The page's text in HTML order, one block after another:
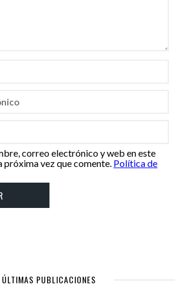
correo electrónico y web en este
próxima vez que comente. Política de
ÚLTIMAS PUBLICACIONES